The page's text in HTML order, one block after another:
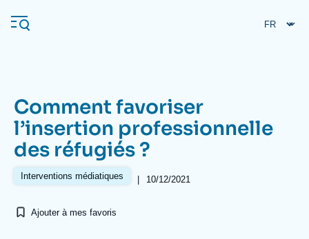
au
contenu
Navigation
principale
L'Ifri
À propos de l'Ifri
Comment favoriser
l’insertion professionnelle
des réfugiés ?
Interventions médiatiques | 10/12/2021
Ajouter à mes favoris